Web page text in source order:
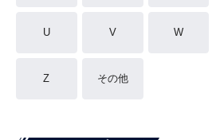
U V W
Z その他